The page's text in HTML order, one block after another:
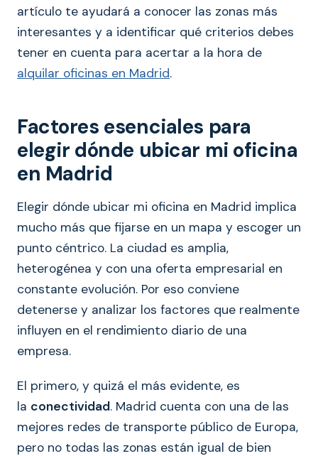
artículo te ayudará a conocer las zonas más
interesantes y a identificar qué criterios debes
tener en cuenta para acertar a la hora de
alquilar oficinas en Madrid.
Factores esenciales para
elegir dónde ubicar mi oficina
en Madrid
Elegir dónde ubicar mi oficina en Madrid implica
mucho más que fijarse en un mapa y escoger un
punto céntrico. La ciudad es amplia,
heterogénea y con una oferta empresarial en
constante evolución. Por eso conviene
detenerse y analizar los factores que realmente
influyen en el rendimiento diario de una
empresa.
El primero, y quizá el más evidente, es
la conectividad. Madrid cuenta con una de las
mejores redes de transporte público de Europa,
pero no todas las zonas están igual de bien